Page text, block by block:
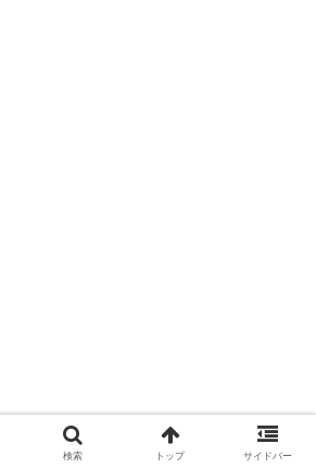
検索 トップ サイドバー